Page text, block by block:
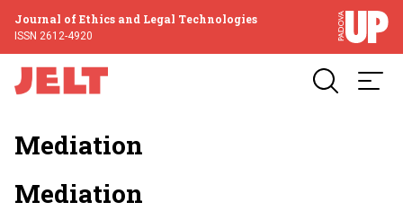
Journal of Ethics and Legal Technologies
ISSN 2612-4920
Mediation
Mediation